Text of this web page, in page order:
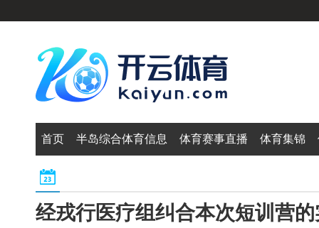
首页 半岛综合体育信息 体育赛事直播 体育集锦
经戎行医疗组纠合本次短训营